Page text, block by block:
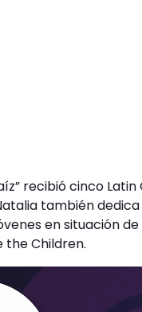
recibió cinco
también dedica
en situación
the Children.